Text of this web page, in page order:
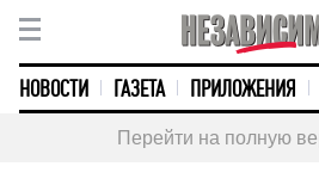
НОВОСТИ ГАЗЕТА ПРИЛОЖЕНИЯ
Перейти на полную